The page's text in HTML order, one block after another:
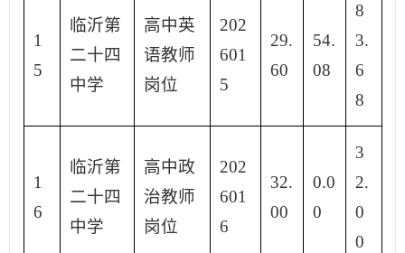
1
5
临沂第
二十四
中学
高中英
语教师
岗位
202
601
5
29.
60
54.
08
8
3.
6
8
1
6
临沂第
二十四
中学
高中政
治教师
岗位
202
601
6
32.
00
0.0
0
3
2.
0
0